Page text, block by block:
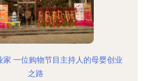
家 一位购物节目主持人的母婴创业
之路